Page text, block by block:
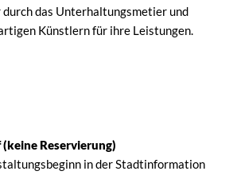
das Unterhaltungsmetier und
Künstlern für ihre Leistungen.
Reservierung)
in der Stadtinformation